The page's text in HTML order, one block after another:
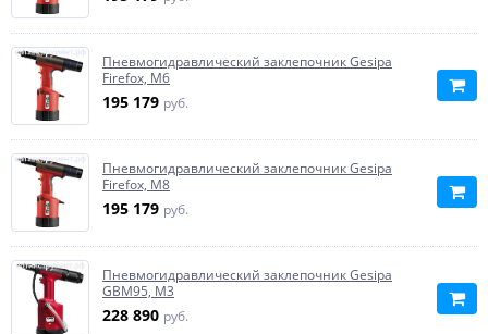
Пневмогидравлический заклепочник Gesipa
Firefox, M6
195 179 руб.
Пневмогидравлический заклепочник Gesipa
Firefox, M8
195 179 руб.
Пневмогидравлический заклепочник Gesipa
GBM95, M3
228 890 руб.